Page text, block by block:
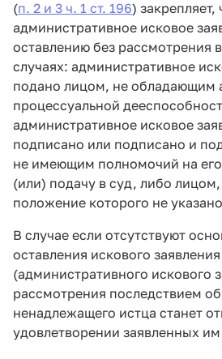
(п. 2 и 3 ч. 1 ст. 196) закрепляет,
административное исковое
оставлению без рассмотрения
случаях: административное
подано лицом, не обладающим
процессуальной
административное исковое
подписано или подписано и
не имеющим полномочий на
(или) подачу в суд, либо
положение которого не
В случае если отсутствуют
оставления искового заявления
(административного искового
рассмотрения последствием
ненадлежащего истца станет
удовлетворении заявленных